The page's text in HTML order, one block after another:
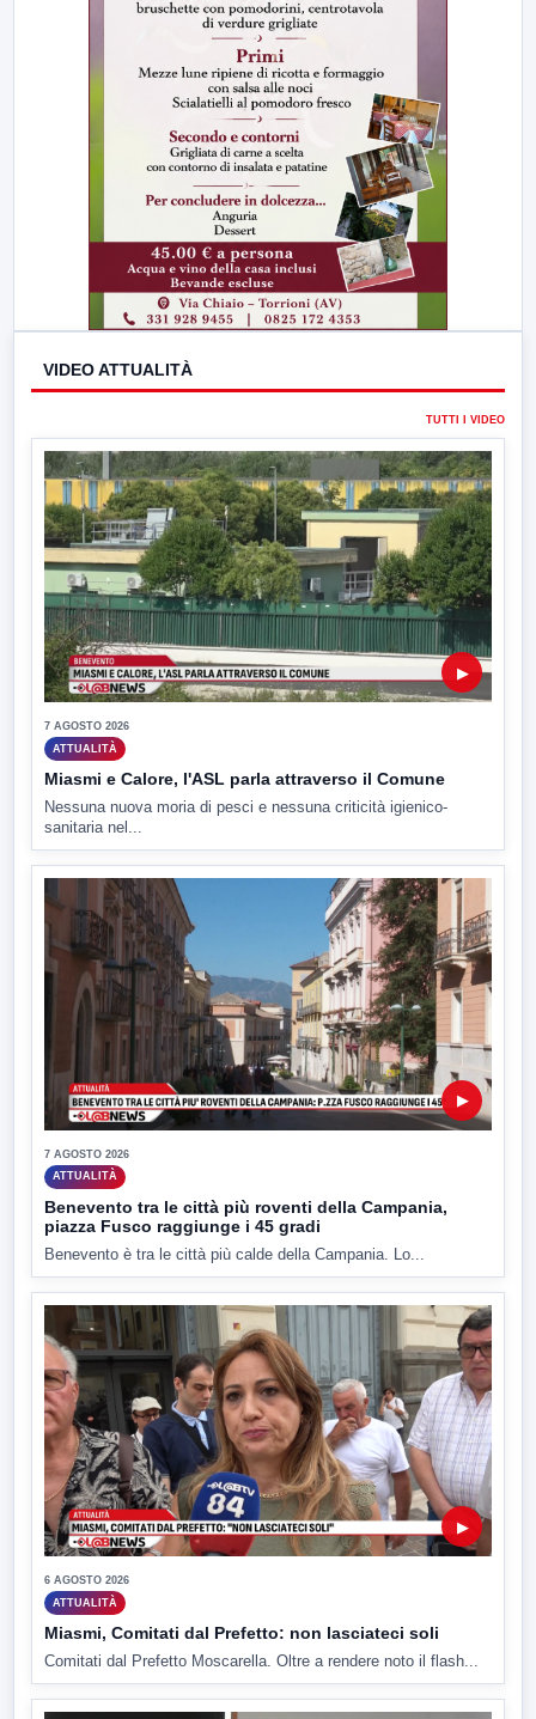
VIDEO ATTUALITÀ
TUTTI I VIDEO
▶
7 AGOSTO 2026
ATTUALITÀ
Miasmi e Calore, l'ASL parla attraverso il Comune
Nessuna nuova moria di pesci e nessuna criticità igienico-
sanitaria nel...
▶
7 AGOSTO 2026
ATTUALITÀ
Benevento tra le città più roventi della Campania,
piazza Fusco raggiunge i 45 gradi
Benevento è tra le città più calde della Campania. Lo...
▶
6 AGOSTO 2026
ATTUALITÀ
Miasmi, Comitati dal Prefetto: non lasciateci soli
Comitati dal Prefetto Moscarella. Oltre a rendere noto il flash...